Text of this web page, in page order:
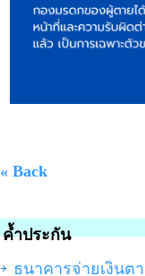
« Back
ค้ำประกัน
ธนาคารจ่ายเงินต